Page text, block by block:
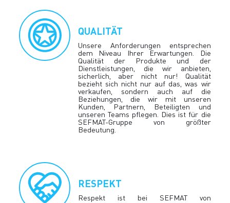
QUALITÄT
Unsere Anforderungen entsprechen
dem Niveau Ihrer Erwartungen. Die
Qualität der Produkte und der
Dienstleistungen, die wir anbieten,
sicherlich, aber nicht nur! Qualität
bezieht sich nicht nur auf das, was wir
verkaufen, sondern auch auf die
Beziehungen, die wir mit unseren
Kunden, Partnern, Beteiligten und
unseren Teams pflegen. Dies ist für die
SEFMAT-Gruppe von größter
Bedeutung.
RESPEKT
Respekt ist bei SEFMAT von